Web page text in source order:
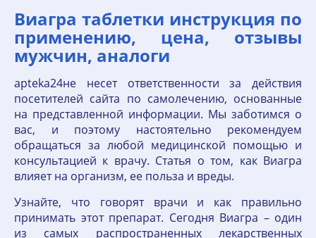
Виагра таблетки инструкция по
применению, цена, отзывы
мужчин, аналоги
apteka24не несет ответственности за действия
посетителей сайта по самолечению, основанные
на представленной информации. Мы заботимся о
вас, и поэтому настоятельно рекомендуем
обращаться за любой медицинской помощью и
консультацией к врачу. Статья о том, как Виагра
влияет на организм, ее польза и вреды.
Узнайте, что говорят врачи и как правильно
принимать этот препарат. Сегодня Виагра – один
из самых распространенных лекарственных